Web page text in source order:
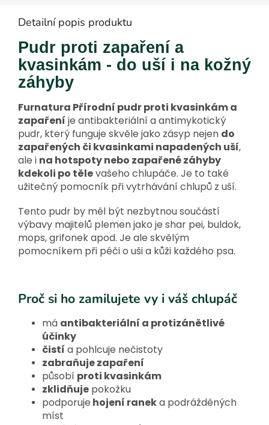
Detailní popis produktu
Pudr proti zapaření a
kvasinkám - do uší i na kožný
záhyby
Furnatura Přírodní pudr proti kvasinkám a
zapaření je antibakteriální a antimykotický
pudr, který funguje skvěle jako zásyp nejen do
zapařených či kvasinkami napadených uší,
ale i na hotspoty nebo zapařené záhyby
kdekoli po tělevašeho chlupáče. Je to také
užitečný pomocník při vytrhávání chlupů z uší.
Tento pudr by měl být nezbytnou součástí
výbavy majitelů plemen jako je shar pei, buldok,
mops, grifonek apod. Je ale skvělým
pomocníkem při péči o uši a kůži každého psa.
Proč si ho zamilujete vy i váš chlupáč
má antibakteriální a protizánětlivé
účinky
čistí a pohlcuje nečistoty
zabraňuje zapaření
působí proti kvasinkám
zklidňuje pokožku
podporuje hojení raneka podrážděných
míst